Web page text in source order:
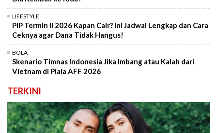
LIFESTYLE
PIP Termin II 2026 Kapan Cair? Ini Jadwal Lengkap dan Cara
Ceknya agar Dana Tidak Hangus!
BOLA
Skenario Timnas Indonesia Jika Imbang atau Kalah dari
Vietnam di Piala AFF 2026
TERKINI